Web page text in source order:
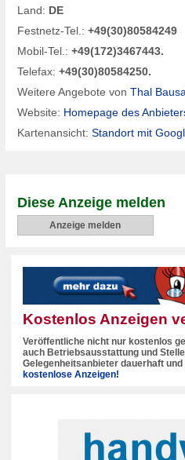
Land: DE
Festnetz-Tel.: +49(30)80584249
Mobil-Tel.: +49(172)3467443.
Telefax: +49(30)80584250.
Weitere Angebote von Thal
Website: Homepage des
Kartenansicht: Standort mit
Diese Anzeige melden
Anzeige melden
Kostenlos Anzeigen
Veröffentliche nicht nur kostenlos
auch Betriebsausstattung und
Gelegenheitsanbieter dauerhaft
kostenlose Anzeigen!